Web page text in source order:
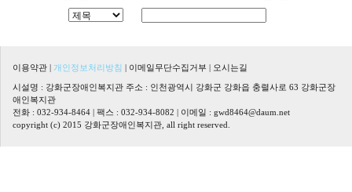
이용약관 | 개인정보처리방침 | 이메일무단수집거부 | 오시는길
시설명 : 강화군장애인복지관 주소 : 인천광역시 강화군 강화읍 충렬사로 63 강화군장
애인복지관
전화 : 032-934-8464 | 팩스 : 032-934-8082 | 이메일 : gwd8464@daum.net
copyright (c) 2015 강화군장애인복지관, all right reserved.